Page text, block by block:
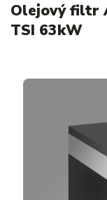
Olejový filtr
TSI 63kW